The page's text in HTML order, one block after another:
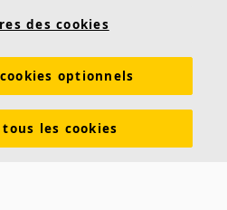
Liens
l'acoustique Produits
et revêtements
des cookies
optionnels
les cookies